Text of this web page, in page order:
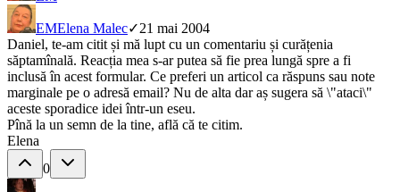
EMElena Malec✓21 mai 2004
Daniel, te-am citit și mă lupt cu un comentariu și curățenia
săptamînală. Reacția mea s-ar putea să fie prea lungă spre a fi
inclusă în acest formular. Ce preferi un articol ca răspuns sau note
marginale pe o adresă email? Nu de alta dar aș sugera să \"ataci\"
aceste sporadice idei într-un eseu.
Pînă la un semn de la tine, află că te citim.
Elena
0